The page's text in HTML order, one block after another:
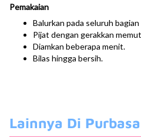
Pemakaian
Balurkan pada seluruh
Pijat dengan gerakkan
Diamkan beberapa menit.
Bilas hingga bersih.
Lainnya Di